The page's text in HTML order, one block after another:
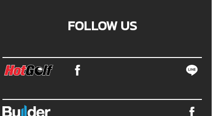
FOLLOW US